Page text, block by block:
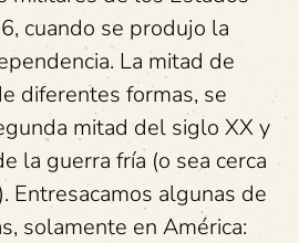
cuando se produjo la
La mitad de
diferentes formas, se
mitad del siglo XX y
la guerra fría (o sea cerca
Entresacamos algunas de
solamente en América: